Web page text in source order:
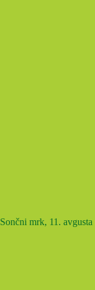
Sončni mrk, 11. avgusta